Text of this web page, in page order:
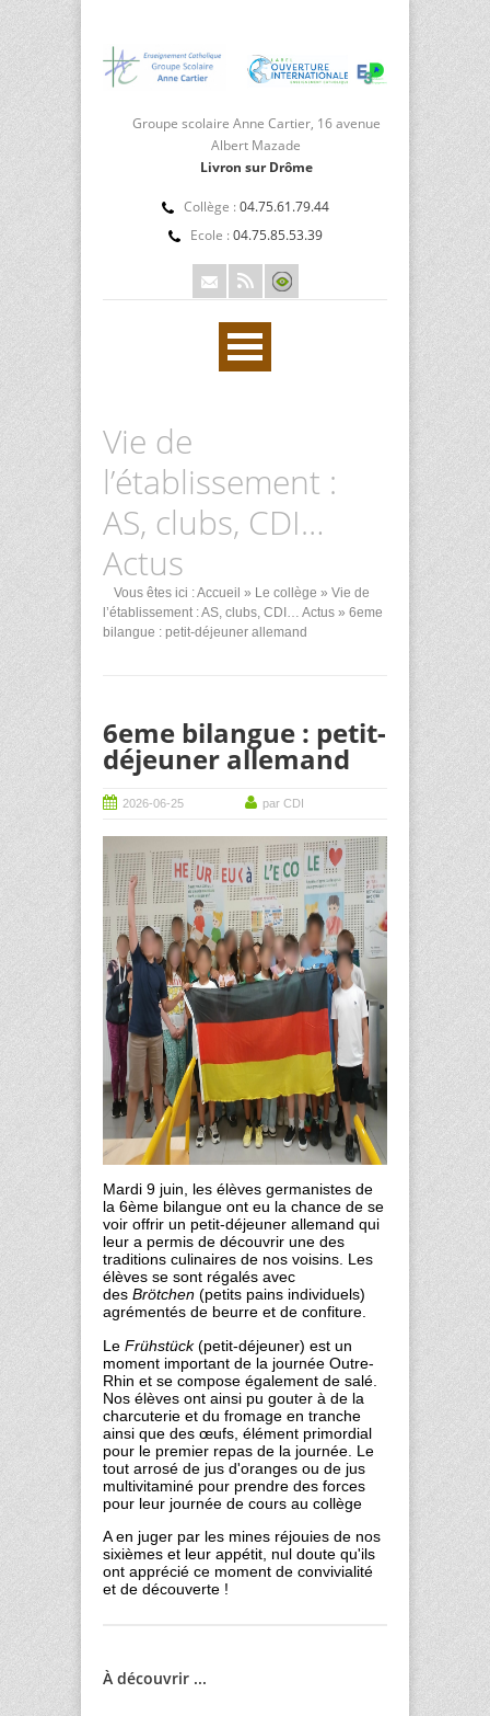
Groupe scolaire Anne Cartier, 16 avenue
Albert Mazade
Livron sur Drôme
Collège : 04.75.61.79.44
Ecole : 04.75.85.53.39
Vie de
l’établissement :
AS, clubs, CDI…
Actus
Vous êtes ici :Accueil » Le collège » Vie de
l’établissement : AS, clubs, CDI… Actus » 6eme
bilangue : petit-déjeuner allemand
6eme bilangue : petit-
déjeuner allemand
2026-06-25 par CDI
Mardi 9 juin,
les élèves germanistes de
la 6ème bilangue ont eu la chance de se
voir offrir un petit-déjeuner allemand qui
leur a permis de découvrir une des
traditions culinaires de nos voisins. Les
élèves se sont régalés avec
des Brötchen (petits pains individuels)
agrémentés de beurre et de confiture.
Le Frühstück(petit-déjeuner) est un
moment important de la journée Outre-
Rhin et se compose également de salé.
Nos élèves ont ainsi pu gouter à de la
charcuterie et du fromage en tranche
ainsi que des œufs, élément primordial
pour le premier repas de la journée. Le
tout arrosé de jus d'oranges ou de jus
multivitaminé pour prendre des forces
pour leur journée de cours au collège
A en juger par les mines réjouies de nos
sixièmes et leur appétit, nul doute qu'ils
ont apprécié ce moment de convivialité
et de découverte !
À découvrir ...